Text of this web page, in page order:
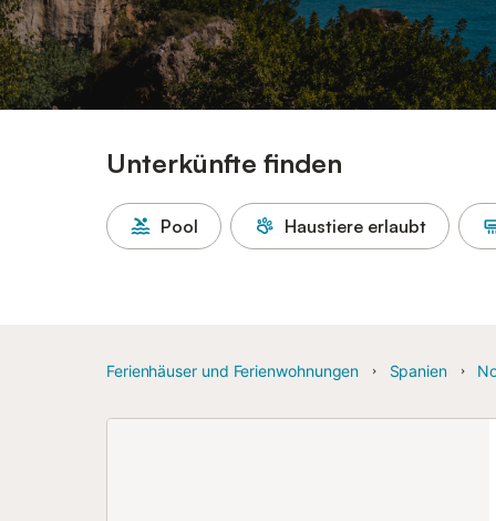
Unterkünfte finden
Pool Haustiere erlaubt
Ferienhäuser und Ferienwohnungen Spanien